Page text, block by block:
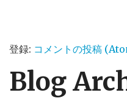
登録: コメントの投稿
Blog